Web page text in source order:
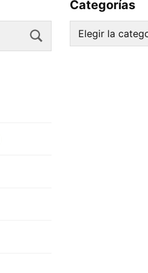
Categorías
Categorías